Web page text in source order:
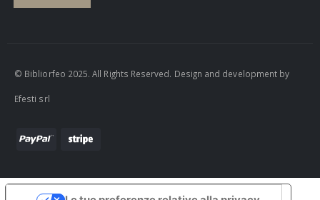
© Bibliorfeo 2025. All Rights Reserved. Design and development by
Efesti srl